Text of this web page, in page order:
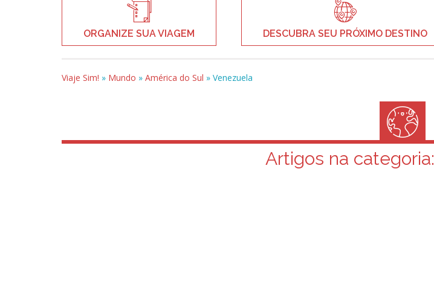
ORGANIZE SUA VIAGEM DESCUBRA SEU PRÓXIMO DESTINO
Viaje Sim! » Mundo » América do Sul » Venezuela
Artigos na categoria: